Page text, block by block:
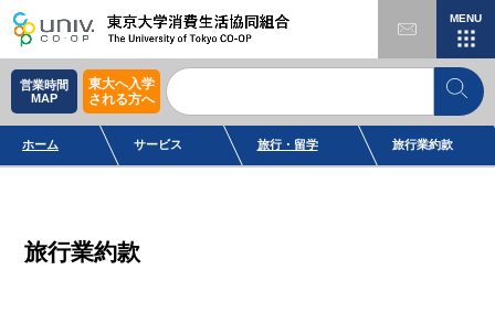
MENU
営業時間
MAP
東大へ入学
される方へ
ホーム サービス 旅行・留学 旅行業約款
旅行業約款